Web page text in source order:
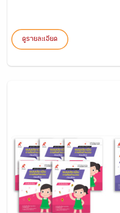
ดูรายละเอียด